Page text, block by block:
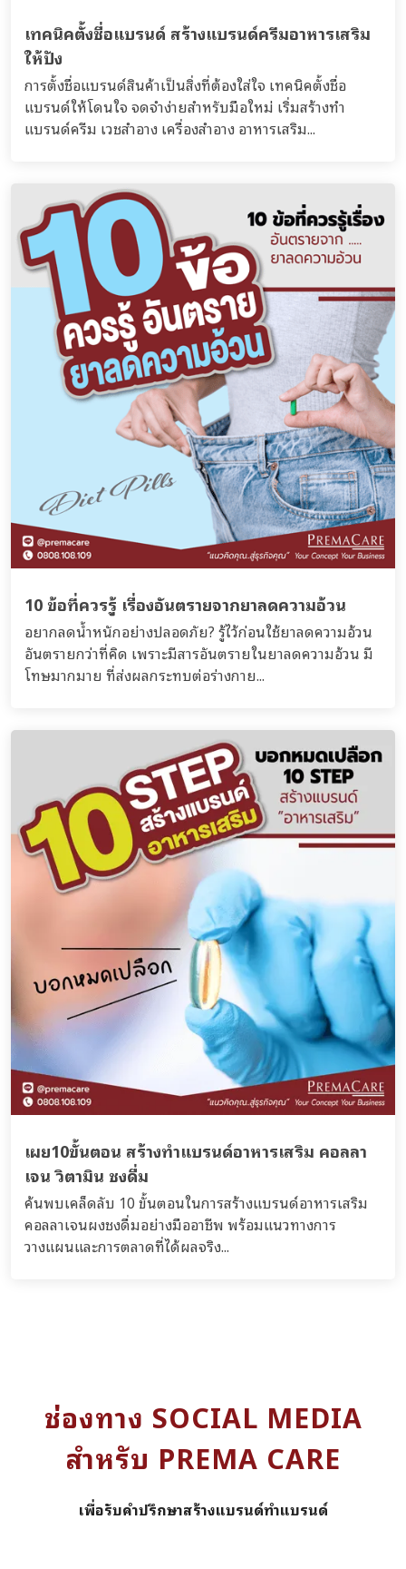
เทคนิคตั้งชื่อแบรนด์ สร้างแบรนด์ครีมอาหารเสริม
ให้ปัง
การตั้งชื่อแบรนด์สินค้าเป็นสิ่งที่ต้องใส่ใจ เทคนิคตั้งชื่อ
แบรนด์ให้โดนใจ จดจำง่ายสำหรับมือใหม่ เริ่มสร้างทำ
แบรนด์ครีม เวชสำอาง เครื่องสำอาง อาหารเสริม...
10 ข้อที่ควรรู้ เรื่องอันตรายจากยาลดความอ้วน
อยากลดน้ำหนักอย่างปลอดภัย? รู้ไว้ก่อนใช้ยาลดความอ้วน
อันตรายกว่าที่คิด เพราะมีสารอันตรายในยาลดความอ้วน มี
โทษมากมาย ที่ส่งผลกระทบต่อร่างกาย...
เผย10ขั้นตอน สร้างทำแบรนด์อาหารเสริม คอลลา
เจน วิตามิน ชงดื่ม
ค้นพบเคล็ดลับ 10 ขั้นตอนในการสร้างแบรนด์อาหารเสริม
คอลลาเจนผงชงดื่มอย่างมืออาชีพ พร้อมแนวทางการ
วางแผนและการตลาดที่ได้ผลจริง...
ช่องทาง SOCIAL MEDIA
สำหรับ PREMA CARE
เพื่อรับคำปรึกษาสร้างแบรนด์ทำแบรนด์